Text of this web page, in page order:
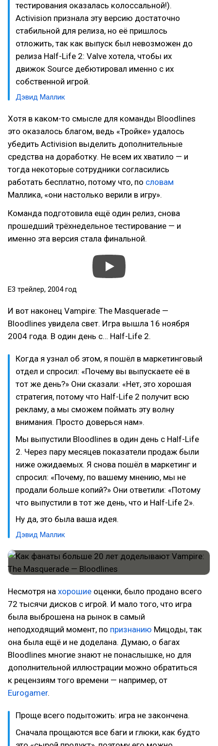
тестирования оказалась колоссальной!).
Activision признала эту версию достаточно
стабильной для релиза, но её пришлось
отложить, так как выпуск был невозможен до
релиза Half-Life 2: Valve хотела, чтобы их
движок Source дебютировал именно с их
собственной игрой.
Дэвид Маллик
Хотя в каком-то смысле для команды Bloodlines
это оказалось благом, ведь «Тройке» удалось
убедить Activision выделить дополнительные
средства на доработку. Не всем их хватило — и
тогда некоторые сотрудники согласились
работать бесплатно, потому что, по словам
Маллика, «они настолько верили в игру».
Команда подготовила ещё один релиз, снова
прошедший трёхнедельное тестирование — и
именно эта версия стала финальной.
E3 трейлер, 2004 год
И вот наконец Vampire: The Masquerade —
Bloodlines увидела свет. Игра вышла 16 ноября
2004 года. В один день с… Half-Life 2.
Когда я узнал об этом, я пошёл в маркетинговый
отдел и спросил: «Почему вы выпускаете её в
тот же день?» Они сказали: «Нет, это хорошая
стратегия, потому что Half-Life 2 получит всю
рекламу, а мы сможем поймать эту волну
внимания. Просто доверься нам».
Мы выпустили Bloodlines в один день с Half-Life
2. Через пару месяцев показатели продаж были
ниже ожидаемых. Я снова пошёл в маркетинг и
спросил: «Почему, по вашему мнению, мы не
продали больше копий?» Они ответили: «Потому
что выпустили в тот же день, что и Half-Life 2».
Ну да, это была ваша идея.
Дэвид Маллик
Несмотря на хорошие оценки, было продано всего
72 тысячи дисков с игрой. И мало того, что игра
была выброшена на рынок в самый
неподходящий момент, по признанию Мицоды, так
она была ещё и не доделана. Думаю, о багах
Bloodlines многие знают не понаслышке, но для
дополнительной иллюстрации можно обратиться
к рецензиям того времени — например, от
Eurogamer.
Проще всего подытожить: игра не закончена.
Сначала прощаются все баги и глюки, как будто